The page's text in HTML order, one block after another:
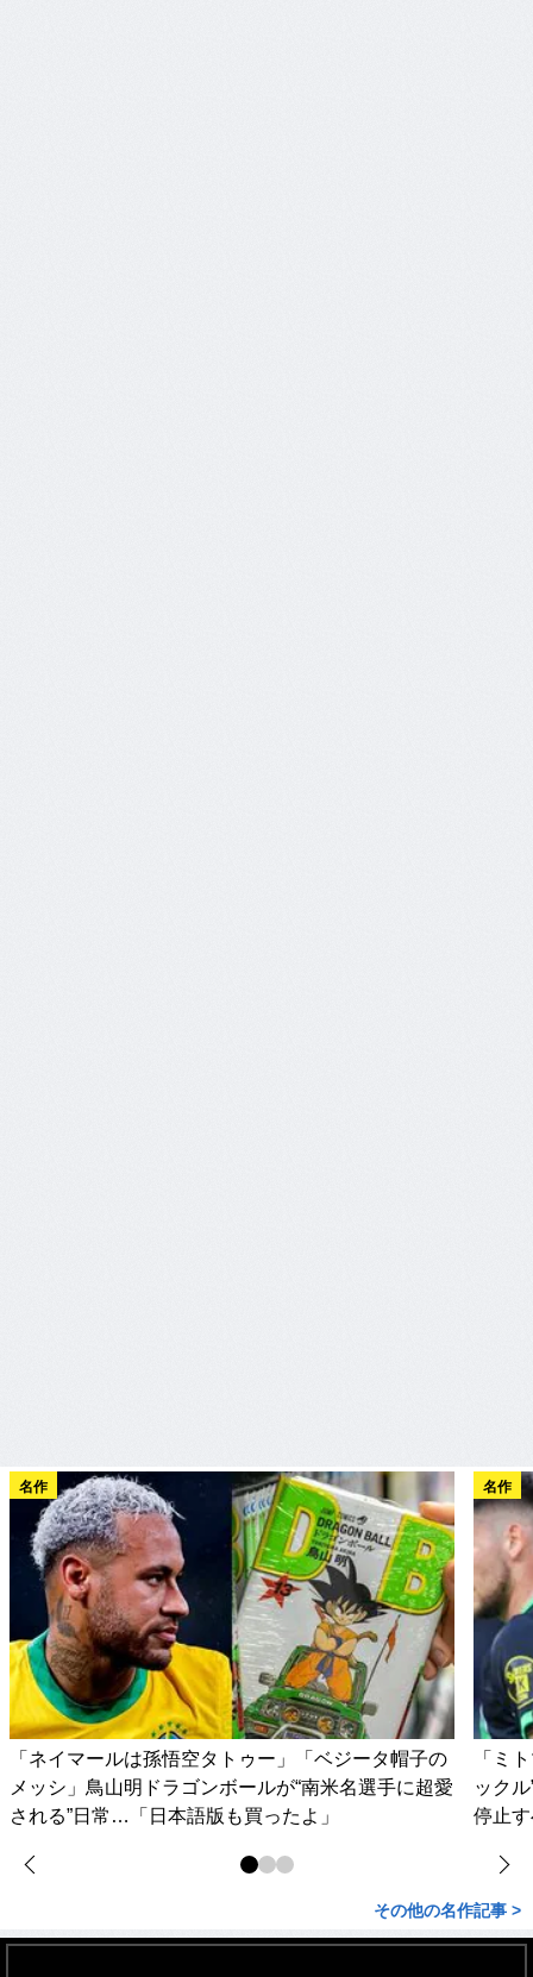
名作
「ネイマールは孫悟空タトゥー」「ベジータ帽子の
メッシ」鳥山明ドラゴンボールが“南米名選手に超愛
される”日常…「日本語版も買ったよ」
名作
「ミ
ック
停止
その他の名作記事 >